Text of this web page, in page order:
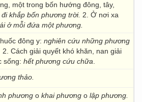
một trong bốn hướng đông, tây,
đi khắp bốn phương trời. 2. Ở nơi xa
ở mỗi đứa một phương.
đông y: nghiên cứu những phương
2. Cách giải quyết khó khăn, nan giải
sống: hết phương cứu chữa
thảo.
phương o khai phương o lập phương.